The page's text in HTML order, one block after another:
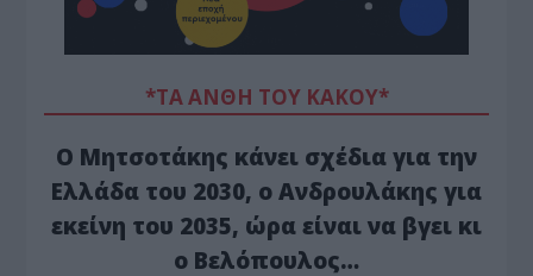
*ΤΑ ΆΝΘΗ ΤΟΥ ΚΑΚΟΎ*
Ο Μητσοτάκης κάνει σχέδια για την
Ελλάδα του 2030, ο Ανδρουλάκης για
εκείνη του 2035, ώρα είναι να βγει κι
ο Βελόπουλος…